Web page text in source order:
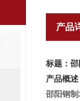
产品
标题：
产品概述
邵阳钢